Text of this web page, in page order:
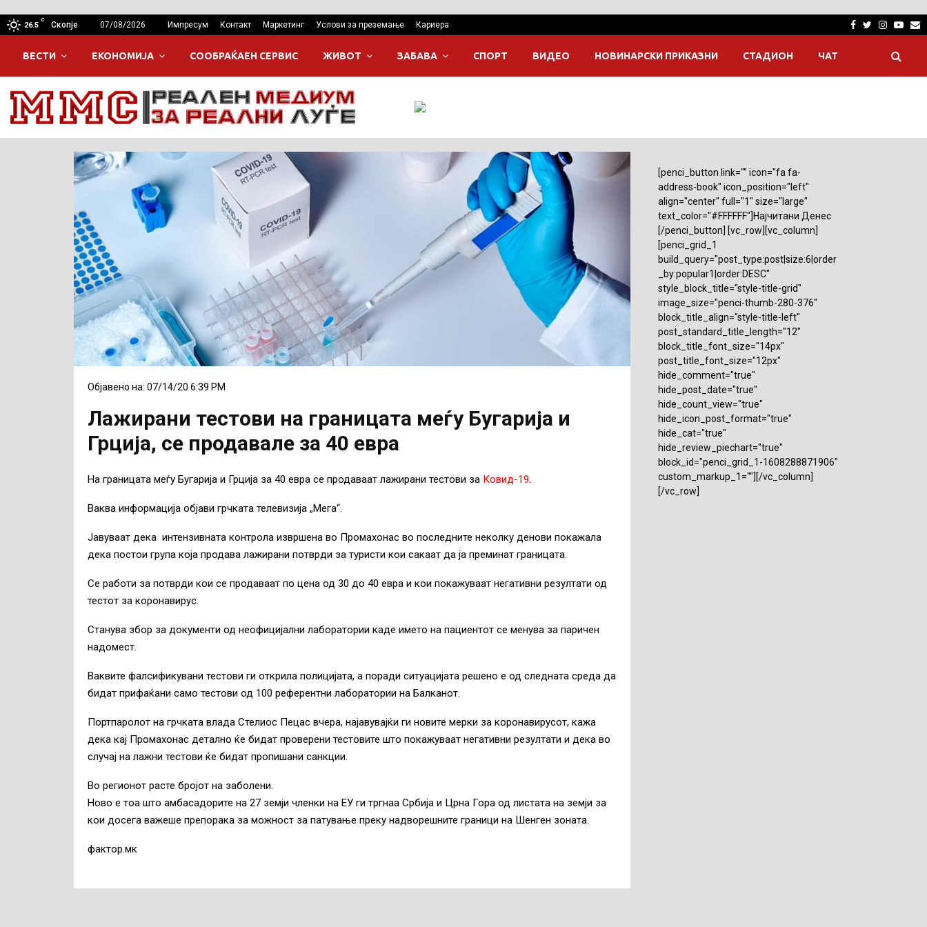
26.5
C
Скопје 07/08/2026 Импресум Контакт Маркетинг Услови за преземање Кариера Facebook
Twitter
ВЕСТИ ЕКОНОМИЈА СООБРАЌАЕН СЕРВИС ЖИВОТ ЗАБАВА СПОРТ ВИДЕО НОВИНАРСКИ ПРИКАЗНИ СТАДИОН ЧАТ
Објавено на: 07/14/20 6:39 PM
Лажирани тестови на границата меѓу Бугарија и
Грција, се продавале за 40 евра
На границата меѓу Бугарија и Грција за 40 евра се продаваат лажирани тестови за Ковид-19.
Ваква информација објави грчката телевизија „Мега“.
Јавуваат дека интензивната контрола извршена во Промахонас во последните неколку денови покажала
дека постои група која продава лажирани потврди за туристи кои сакаат да ја преминат границата.
Се работи за потврди кои се продаваат по цена од 30 до 40 евра и кои покажуваат негативни резултати од
тестот за коронавирус.
Станува збор за документи од неофицијални лаборатории каде името на пациентот се менува за паричен
надомест.
Ваквите фалсификувани тестови ги открила полицијата, а поради ситуацијата решено е од следната среда да
бидат прифаќани само тестови од 100 референтни лаборатории на Балканот.
Портпаролот на грчката влада Стелиос Пецас вчера, најавувајќи ги новите мерки за коронавирусот, кажа
дека кај Промахонас детално ќе бидат проверени тестовите што покажуваат негативни резултати и дека во
случај на лажни тестови ќе бидат пропишани санкции.
Во регионот расте бројот на заболени.
Ново е тоа што амбасадорите на 27 земји членки на ЕУ ги тргнаа Србија и Црна Гора од листата на земји за
кои досега важеше препорака за можност за патување преку надворешните граници на Шенген зоната.
фактор.мк
[penci_button link="" icon="fa fa-
address-book" icon_position="left"
align="center" full="1" size="large"
text_color="#FFFFFF"]Најчитани Денес
[/penci_button] [vc_row][vc_column]
[penci_grid_1
build_query="post_type:post|size:6|order
_by:popular1|order:DESC"
style_block_title="style-title-grid"
image_size="penci-thumb-280-376"
block_title_align="style-title-left"
post_standard_title_length="12"
block_title_font_size="14px"
post_title_font_size="12px"
hide_comment="true"
hide_post_date="true"
hide_count_view="true"
hide_icon_post_format="true"
hide_cat="true"
hide_review_piechart="true"
block_id="penci_grid_1-1608288871906"
custom_markup_1=""][/vc_column]
[/vc_row]